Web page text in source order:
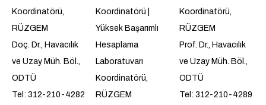
Koordinatörü,
RÜZGEM
Doç. Dr., Havacılık
ve Uzay Müh. Böl.,
ODTÜ
Tel: 312-210-4282
Koordinatörü |
Yüksek Başarımlı
Hesaplama
Laboratuvarı
Koordinatörü,
RÜZGEM
Koordinatörü,
RÜZGEM
Prof. Dr., Havacılık
ve Uzay Müh. Böl.,
ODTÜ
Tel: 312-210-4289